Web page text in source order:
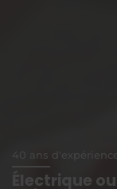
40 ans
Électrique